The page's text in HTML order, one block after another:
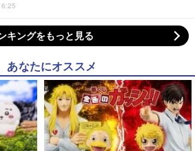
キングをもっと見る
あなたにオススメ